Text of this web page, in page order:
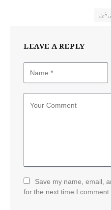
فین
LEAVE A REPLY
Save my name, email,
for the next time I comment.